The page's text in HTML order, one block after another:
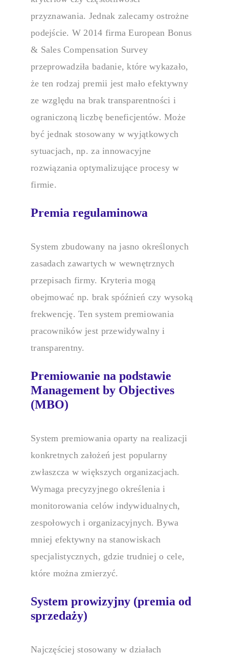
przyznawania. Jednak zalecamy ostrożne
podejście. W 2014 firma European Bonus
& Sales Compensation Survey
przeprowadziła badanie, które wykazało,
że ten rodzaj premii jest mało efektywny
ze względu na brak transparentności i
ograniczoną liczbę beneficjentów. Może
być jednak stosowany w wyjątkowych
sytuacjach, np. za innowacyjne
rozwiązania optymalizujące procesy w
firmie.
Premia regulaminowa
System zbudowany na jasno określonych
zasadach zawartych w wewnętrznych
przepisach firmy. Kryteria mogą
obejmować np. brak spóźnień czy wysoką
frekwencję. Tensystem premiowania
pracowników jest przewidywalny i
transparentny.
Premiowanie na podstawie
Management by Objectives
(MBO)
System premiowaniaoparty na realizacji
konkretnych założeń jest popularny
zwłaszcza w większych organizacjach.
Wymaga precyzyjnego określenia i
monitorowania celów indywidualnych,
zespołowych i organizacyjnych. Bywa
mniej efektywny na stanowiskach
specjalistycznych, gdzie trudniej o cele,
które można zmierzyć.
System prowizyjny (premia od
sprzedaży)
Najczęściej stosowany w działach